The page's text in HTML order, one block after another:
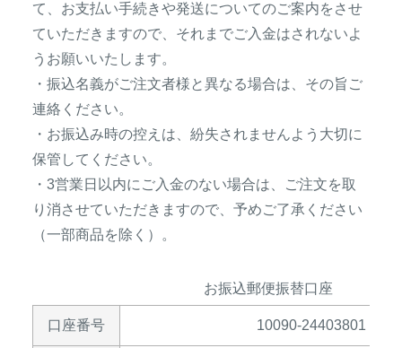
て、お支払い手続きや発送についてのご案内をさせ
ていただきますので、それまでご入金はされないよ
うお願いいたします。
・振込名義がご注文者様と異なる場合は、その旨ご
連絡ください。
・お振込み時の控えは、紛失されませんよう大切に
保管してください。
・3営業日以内にご入金のない場合は、ご注文を取
り消させていただきますので、予めご了承ください
（一部商品を除く）。
お振込郵便振替口座
口座番号 10090-24403801